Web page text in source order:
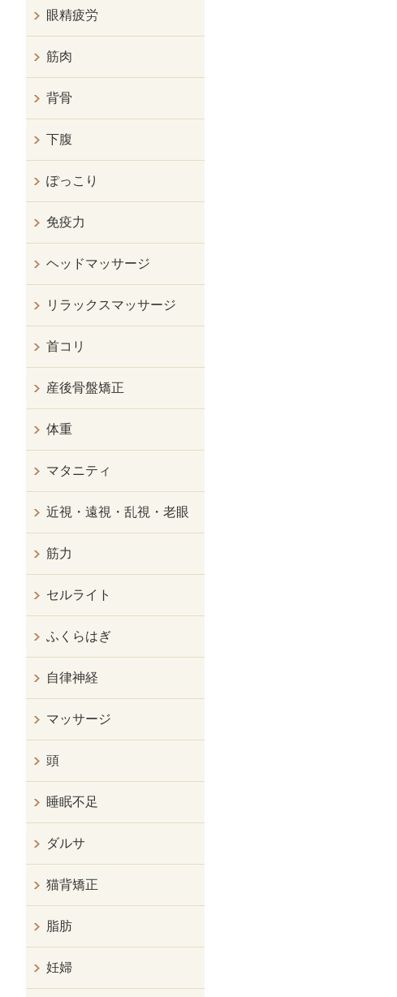
眼精疲労
筋肉
背骨
下腹
ぽっこり
免疫力
ヘッドマッサージ
リラックスマッサージ
首コリ
産後骨盤矯正
体重
マタニティ
近視・遠視・乱視・老眼
筋力
セルライト
ふくらはぎ
自律神経
マッサージ
頭
睡眠不足
ダルサ
猫背矯正
脂肪
妊婦